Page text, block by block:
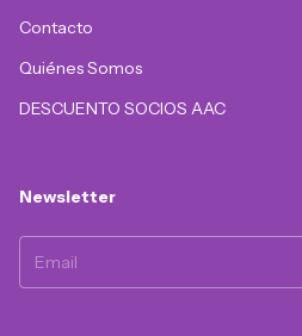
Contacto
Quiénes Somos
DESCUENTO SOCIOS AAC
Newsletter